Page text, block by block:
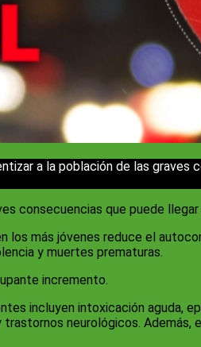
a la población de las
consecuencias que puede
los más jóvenes reduce el
y muertes prematuras.
incremento.
incluyen intoxicación aguda,
neurológicos.